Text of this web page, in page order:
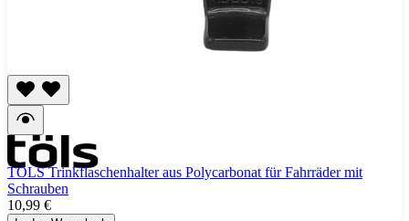
TÖLS Trinkflaschenhalter aus Polycarbonat für Fahrräder mit
Schrauben
10,99 €